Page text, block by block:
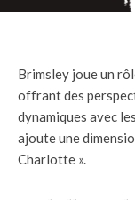
Brimsley joue un
offrant des
dynamiques avec
ajoute une
Charlotte ».